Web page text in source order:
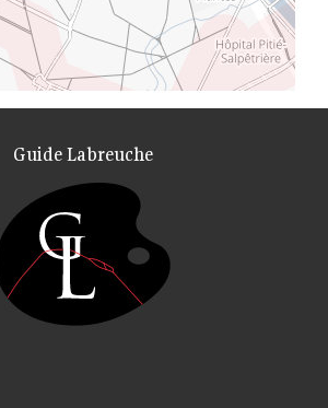
Guide Labreuche